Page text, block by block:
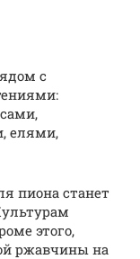
с
елями,
пиона станет
этого,
ржавчины на